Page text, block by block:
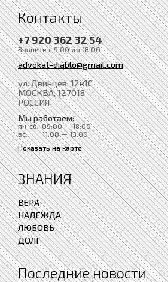
Контакты
+7 920 362 32 54
Звоните с 9:00 до 18:00
advokat-diablo@gmail.com
ул. Двинцев, 12к1С
МОСКВА, 127018
РОССИЯ
Мы работаем:
пн-сб: 09:00 — 18:00
вс:
11:00 — 13:00
Показать на карте
ЗНАНИЯ
ВЕРА
НАДЕЖДА
ЛЮБОВЬ
ДОЛГ
Последние новости